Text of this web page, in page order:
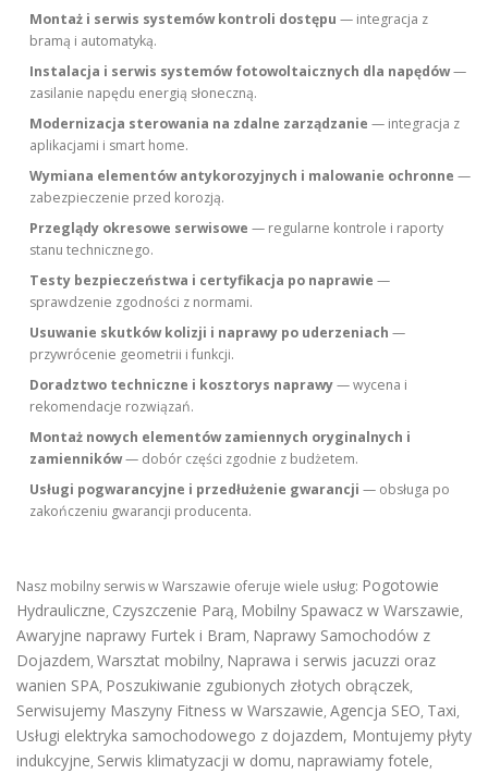
Montaż i serwis systemów kontroli dostępu — integracja z
bramą i automatyką.
Instalacja i serwis systemów fotowoltaicznych dla napędów—
zasilanie napędu energią słoneczną.
Modernizacja sterowania na zdalne zarządzanie — integracja z
aplikacjami i smart home.
Wymiana elementów antykorozyjnych i malowanie ochronne —
zabezpieczenie przed korozją.
Przeglądy okresowe serwisowe — regularne kontrole i raporty
stanu technicznego.
Testy bezpieczeństwa i certyfikacja po naprawie —
sprawdzenie zgodności z normami.
Usuwanie skutków kolizji i naprawy po uderzeniach —
przywrócenie geometrii i funkcji.
Doradztwo techniczne i kosztorys naprawy— wycena i
rekomendacje rozwiązań.
Montaż nowych elementów zamiennych oryginalnych i
zamienników— dobór części zgodnie z budżetem.
Usługi pogwarancyjne i przedłużenie gwarancji — obsługa po
zakończeniu gwarancji producenta.
Nasz mobilny serwis w Warszawie oferuje wiele usług: Pogotowie
Hydrauliczne, Czyszczenie Parą, Mobilny Spawacz w Warszawie,
Awaryjne naprawy Furtek i Bram, Naprawy Samochodów z
Dojazdem, Warsztat mobilny, Naprawa i serwis jacuzzi oraz
wanien SPA, Poszukiwanie zgubionych złotych obrączek,
Serwisujemy Maszyny Fitness w Warszawie, Agencja SEO, Taxi,
Usługi elektryka samochodowego z dojazdem, Montujemy płyty
indukcyjne, Serwis klimatyzacji w domu, naprawiamy fotele,